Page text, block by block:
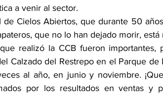
a venir al sector.
de Cielos Abiertos, que durante 50
que no lo han dejado morir,
realizó la CCB fueron
Calzado del Restrepo en el Parque de
al año, en junio y noviembre.
por los resultados en ventas y